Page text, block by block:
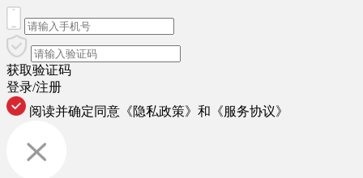
获取验证码
登录/注册
阅读并确定同意 《隐私政策》 和 《服务协议》